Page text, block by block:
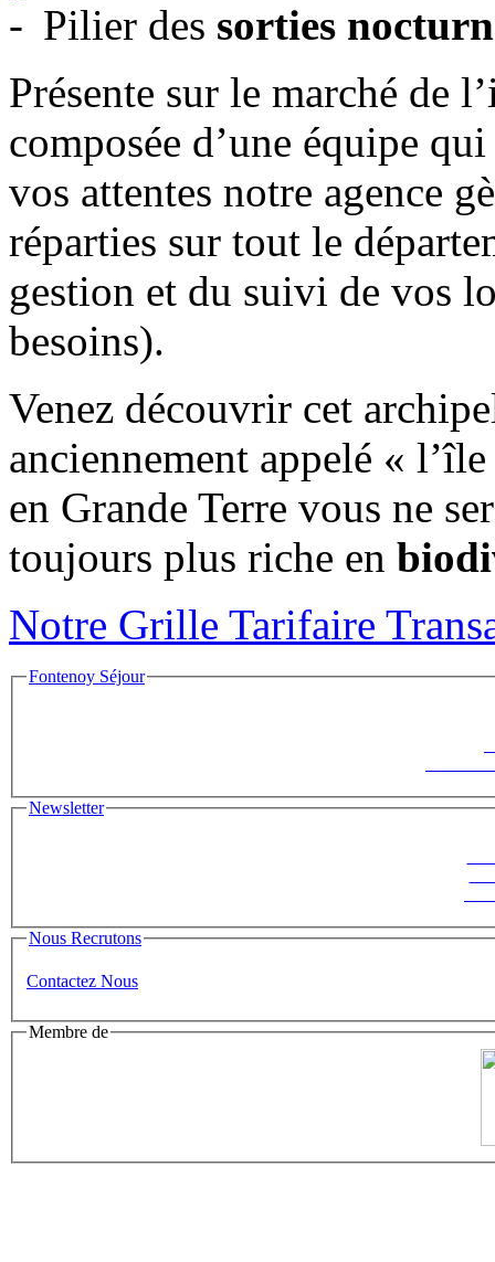
Pilier des sorties
Présente sur le marché de
composée d’une équipe
vos attentes notre agence
réparties sur tout le
gestion et du suivi de vos
besoins).
Venez découvrir cet
anciennement appelé «
en Grande Terre vous ne
toujours plus riche en
Notre Grille Tarifaire
Fontenoy Séjour
Newsletter
Nous Recrutons
Contactez Nous
Membre de